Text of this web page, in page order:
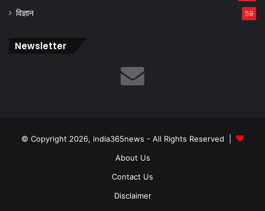
विज्ञान 59
Newsletter
© Copyright 2026, india365news - All Rights Reserved |
About Us
Contact Us
Disclaimer